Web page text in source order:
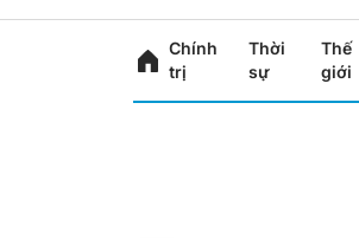
Chính
trị
Thời
sự
Thế
giới